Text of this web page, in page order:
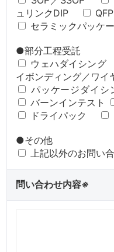
ュリンクDIP
セラミックパッケ
●部分工程受託
ウェハダイシング
イボンディング／ワ
パッケージダイ
バーンインテスト
ドライパック
●その他
上記以外のお問い
問い合わせ内容※